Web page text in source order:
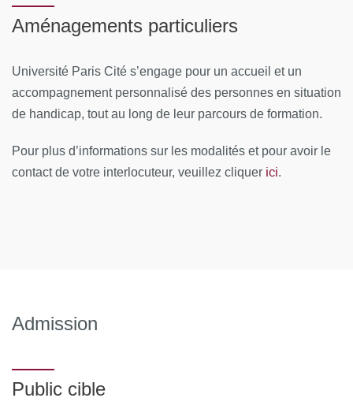
Métabolisme lipidique : oxydation, peroxydation
Régulation du métabolisme protéique. Besoins en
protéines et en acides aminés.
parentérale
Physiologie de la dénutrition, de la re-nutrition
coef 1, rédigé sur un thème défini en accord avec le
Pour être admis, le candidat doit satisfaire aux conditions
Aménagements particuliers
Université Paris Cité s’engage pour un accueil et un
accompagnement personnalisé des personnes en situation
de handicap, tout au long de leur parcours de formation.
Pour plus d’informations sur les modalités et pour avoir le
contact de votre interlocuteur, veuillez cliquer ici.
Admission
Public cible